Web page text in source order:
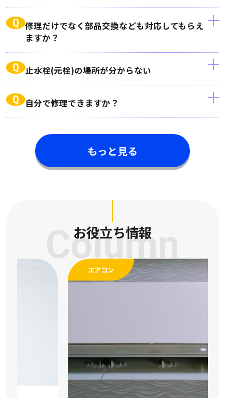
Q 修理だけでなく部品交換なども対応してもらえ
ますか？
Q 止水栓(元栓)の場所が分からない
Q 自分で修理できますか？
もっと見る
Column
お役立ち情報
エアコン